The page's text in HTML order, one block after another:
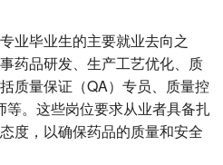
业毕业生的主要就业去向之
药品研发、生产工艺优化、质
质量保证（QA）专员、质量控
。这些岗位要求从业者具备扎
度，以确保药品的质量和安全